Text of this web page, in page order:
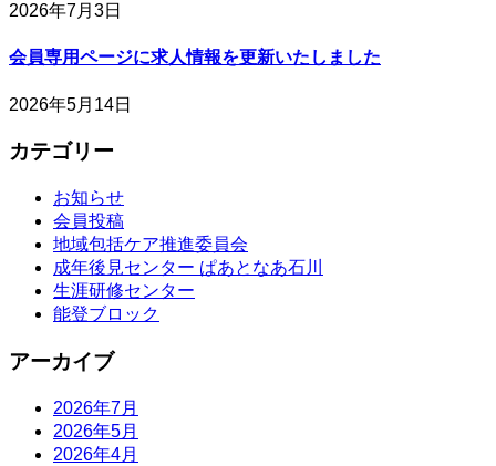
2026年7月3日
会員専用ページに求人情報を更新いたしました
2026年5月14日
カテゴリー
お知らせ
会員投稿
地域包括ケア推進委員会
成年後見センター ぱあとなあ石川
生涯研修センター
能登ブロック
アーカイブ
2026年7月
2026年5月
2026年4月